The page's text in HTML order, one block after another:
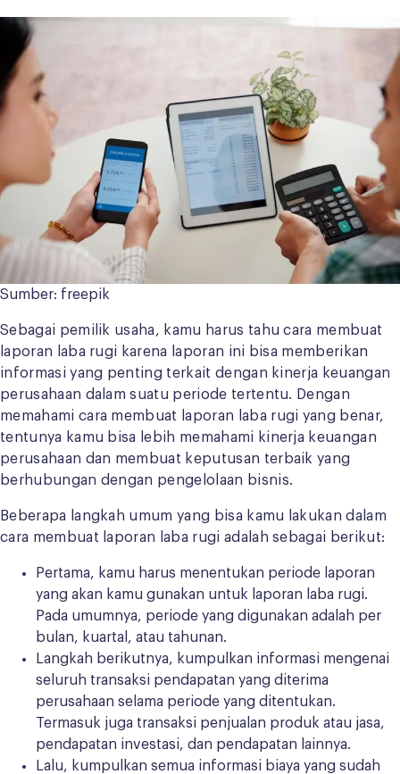
Sumber: freepik
Sebagai pemilik usaha, kamu harus tahu cara membuat
laporan laba rugi karena laporan ini bisa memberikan
informasi yang penting terkait dengan kinerja keuangan
perusahaan dalam suatu periode tertentu. Dengan
memahami cara membuat laporan laba rugi yang benar,
tentunya kamu bisa lebih memahami kinerja keuangan
perusahaan dan membuat keputusan terbaik yang
berhubungan dengan pengelolaan bisnis.
Beberapa langkah umum yang bisa kamu lakukan dalam
cara membuat laporan laba rugi adalah sebagai berikut:
Pertama, kamu harus menentukan periode laporan
yang akan kamu gunakan untuk laporan laba rugi.
Pada umumnya, periode yang digunakan adalah per
bulan, kuartal, atau tahunan.
Langkah berikutnya, kumpulkan informasi mengenai
seluruh transaksi pendapatan yang diterima
perusahaan selama periode yang ditentukan.
Termasuk juga transaksi penjualan produk atau jasa,
pendapatan investasi, dan pendapatan lainnya.
Lalu, kumpulkan semua informasi biaya yang sudah